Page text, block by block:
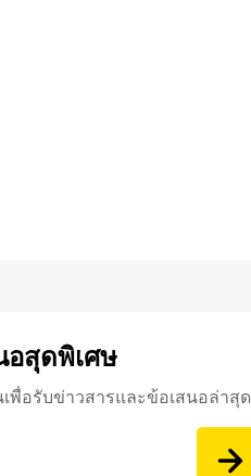
อสุดพิเศษ
เพื่อรับข่าวสารและข้อเสนอล่าสุด